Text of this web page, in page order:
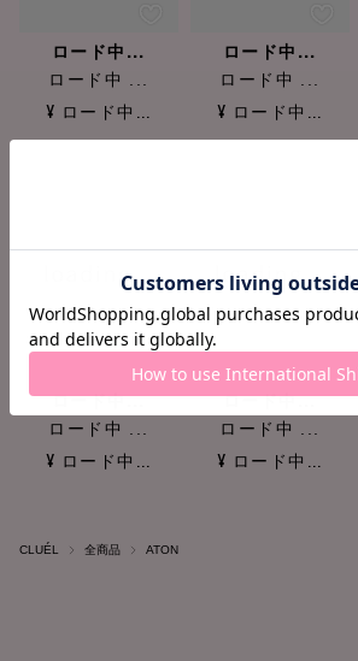
ロード中...
ロード中 ...
¥ ロード中...
ロード中...
ロード中 ...
¥ ロード中...
ロード中...
ロード中 ...
¥ ロード中...
ロード中...
ロード中 ...
¥ ロード中...
CLUÉL 全商品 ATON